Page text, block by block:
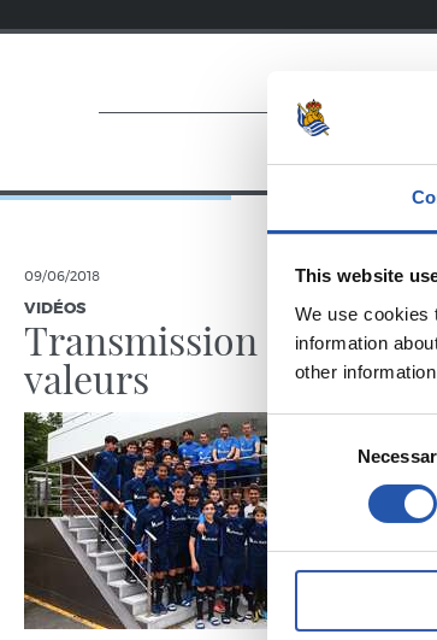
This website
We use cookies
information
other
Consent
Selection
09/06/2018
VIDÉOS
Transmission de
valeurs